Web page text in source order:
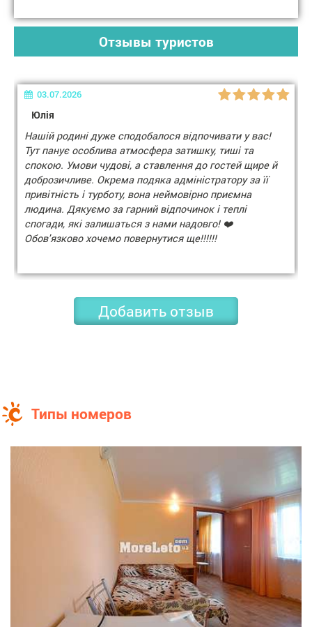
Отзывы туристов
03.07.2026
Юлія
Нашій родині дуже сподобалося відпочивати у вас!
Тут панує особлива атмосфера затишку, тиші та
спокою. Умови чудові, а ставлення до гостей щире й
доброзичливе. Окрема подяка адміністратору за її
привітність і турботу, вона неймовірно приємна
людина. Дякуємо за гарний відпочинок і теплі
спогади, які залишаться з нами надовго! ❤️
Обов'язково хочемо повернутися ще!!!!!!
23.06.2026
29.06.2020
Отдыхали 2 дня в июне. Выходные провели
прекрасно. Море в трёх минутах ходьбы от базы.
Пляж широкий и чистый. Территория базы уютная и
тихая, достаточно зелени. В номерах чисто.
Отзывчивый персонал. Большое спасибо Янине и
Анатолию. Очень понравилось. Рекомендую.
04.07.2018
Добавить отзыв
Типы номеров